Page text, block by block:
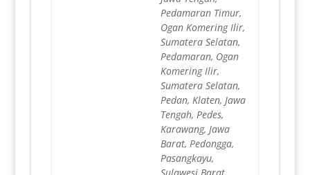
Pedamaran Timur,
Ogan Komering Ilir,
Sumatera Selatan,
Pedamaran, Ogan
Komering Ilir,
Sumatera Selatan,
Pedan, Klaten, Jawa
Tengah, Pedes,
Karawang, Jawa
Barat, Pedongga,
Pasangkayu,